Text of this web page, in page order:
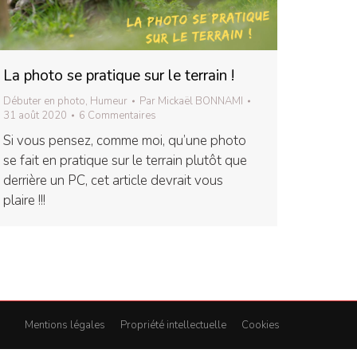
La photo se pratique sur le terrain !
Débuter en photo, Humeur Par Mickaël BONNAMI
31 août 2020
6 Commentaires
Si vous pensez, comme moi, qu’une photo
se fait en pratique sur le terrain plutôt que
derrière un PC, cet article devrait vous
plaire !!!
Mentions légales Propriété intellectuelle Cookies